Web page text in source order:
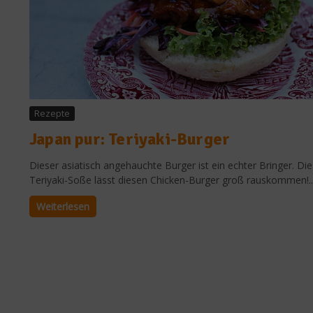
Rezepte
Japan pur: Teriyaki-Burger
Dieser asiatisch angehauchte Burger ist ein echter Bringer. Die
Teriyaki-Soße lässt diesen Chicken-Burger groß
Weiterlesen